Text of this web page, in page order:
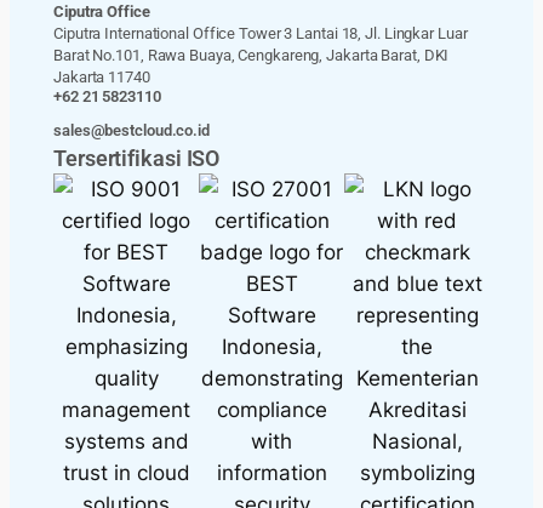
Ciputra Office
Ciputra International Office Tower 3 Lantai 18, Jl. Lingkar Luar
Barat No.101, Rawa Buaya, Cengkareng, Jakarta Barat, DKI
Jakarta 11740
+62 21 5823110
sales@bestcloud.co.id
Tersertifikasi ISO